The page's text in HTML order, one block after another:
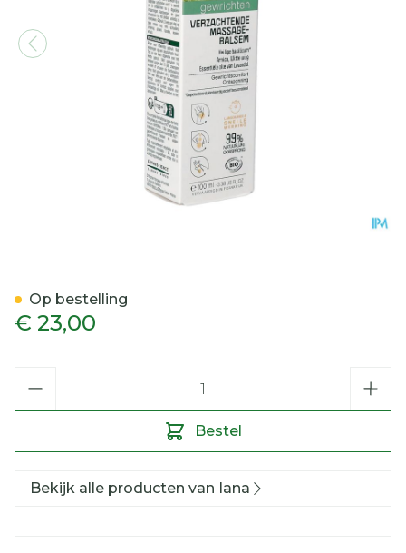
€ 23,00
Bestel
Op bestelling
Bekijk alle producten van Iana